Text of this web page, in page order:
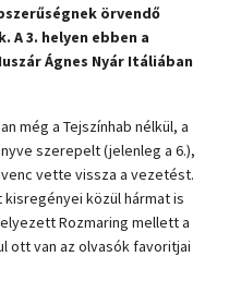
örvendő
A 3. helyen ebben a
Ágnes Nyár Itáliában
még a Tejszínhab nélkül, a
szerepelt (jelenleg a 6.),
vette vissza a vezetést.
közül hármat is
Rozmaring mellett a
ott van az olvasók favoritjai